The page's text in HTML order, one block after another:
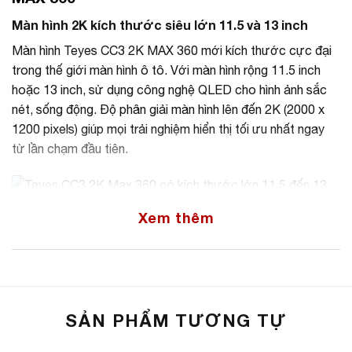
Màn hình 2K kích thước siêu lớn 11.5 và 13 inch
Màn hình Teyes CC3 2K MAX 360 mới kích thước cực đại
trong thế giới màn hình ô tô. Với màn hình rộng 11.5 inch
hoặc 13 inch, sử dụng công nghệ QLED cho hình ảnh sắc
nét, sống động. Độ phân giải màn hình lên đến 2K (2000 x
1200 pixels) giúp mọi trải nghiệm hiển thị tối ưu nhất ngay
từ lần chạm đầu tiên.
đôi màn hình, cho phép hiển thị song song 02 ứng dụng một
Xem thêm
SẢN PHẨM TƯƠNG TỰ